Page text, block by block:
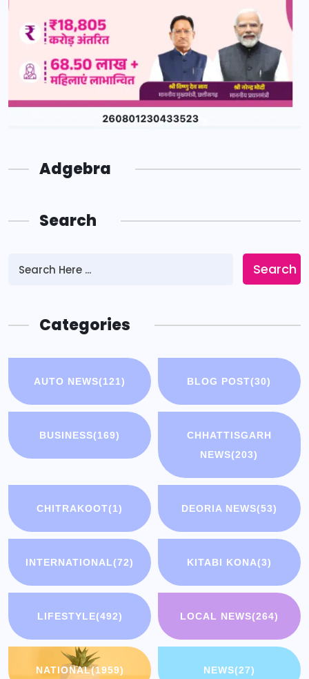
Adgebra
Search
Search
Categories
AUTO NEWS(121) BLOG POST(30)
BUSINESS(169)
CHHATTISGARH
NEWS(203)
CHITRAKOOT(1) DEORIA NEWS(53)
INTERNATIONAL(72) KITABI KONA(3)
LIFESTYLE(492) LOCAL NEWS(264)
NATIONAL(1959) NEWS(27)